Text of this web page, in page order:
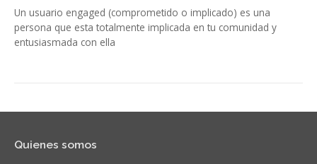
Un usuario engaged (comprometido o implicado) es una
persona que esta totalmente implicada en tu comunidad y
entusiasmada con ella
Quienes somos